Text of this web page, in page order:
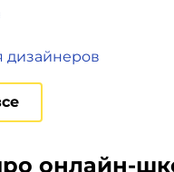
дизайнеров
онлайн-